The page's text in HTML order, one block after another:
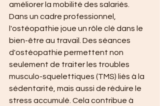
améliorer la mobilité des salariés.
Dans un cadre professionnel,
l'ostéopathie joue un rôle clé dans le
bien-être au travail. Des séances
d'ostéopathie permettent non
seulement de traiter les troubles
musculo-squelettiques (TMS) liés à la
sédentarité, mais aussi de réduire le
stress accumulé. Cela contribue à